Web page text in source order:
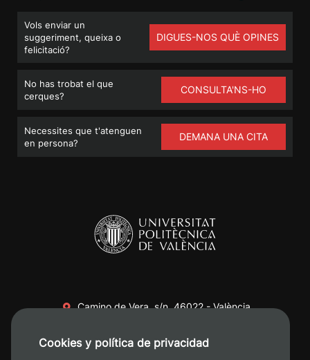
Vols enviar un
suggeriment, queixa o
felicitació?
DIGUES-NOS QUÈ OPINES
No has trobat el que
cerques?
CONSULTA'NS-HO
Necessites que t'atenguen
en persona?
DEMANA UNA CITA
Camino de Vera, s/n. 46022 - València
+34 620 04 00 50
Cookies y política de privacidad